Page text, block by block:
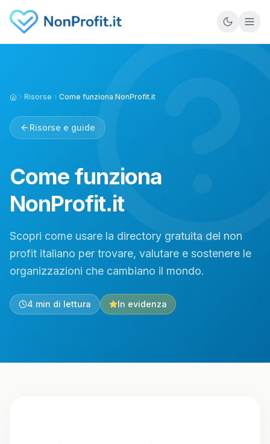
Vai al contenuto principale
HomeRisorse Come funziona NonProfit.it
Risorse e guide
Come funziona
NonProfit.it
Scopri come usare la directory gratuita del non
profit italiano per trovare, valutare e sostenere le
organizzazioni che cambiano il mondo.
4 min di lettura In evidenza